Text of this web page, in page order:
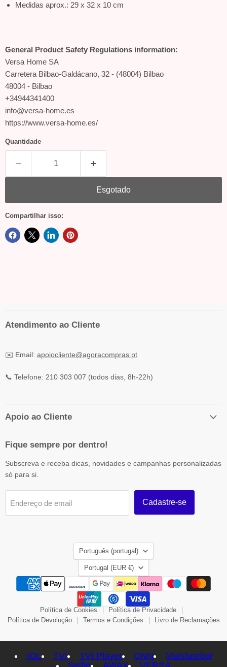
Medidas aprox.: 29 x 32 x 10 cm
General Product Safety Regulations information:
Versa Home SA
Carretera Bilbao-Galdácano, 32 - (48004) Bilbao
48004 - Bilbao
+34944341400
info@versa-home.es
https://www.versa-home.es/
Quantidade
Esgotado
Compartilhar isso:
Atendimento ao Cliente
✉️ Email: apoiocliente@agoracompras.pt
📞 Telefone: 210 303 007 (todos dias, 8h-22h)
Apoio ao Cliente
Fique sempre por dentro!
Subscreva e receba dicas, novidades e campanhas personalizadas
só para si.
Endereço de email Cadastre-se
Idioma
Português (portugal)
País
Portugal (EUR €)
Política de Cookies
Política de Privacidade
Política de Devolução
Termos e Condições Livro de Reclamações
IOL TVI TVI Player CNN
Maisfutebol